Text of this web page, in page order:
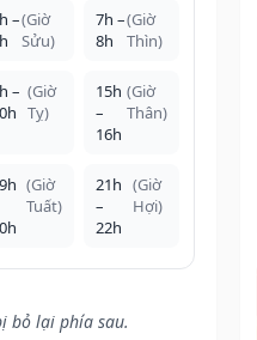
–(Giờ
Sửu)
7h –
8h
(Giờ
Thìn)
– (Giờ
Tỵ)
15h
–
16h
(Giờ
Thân)
(Giờ
Tuất)
21h
–
22h
(Giờ
Hợi)
bỏ lại phía sau.